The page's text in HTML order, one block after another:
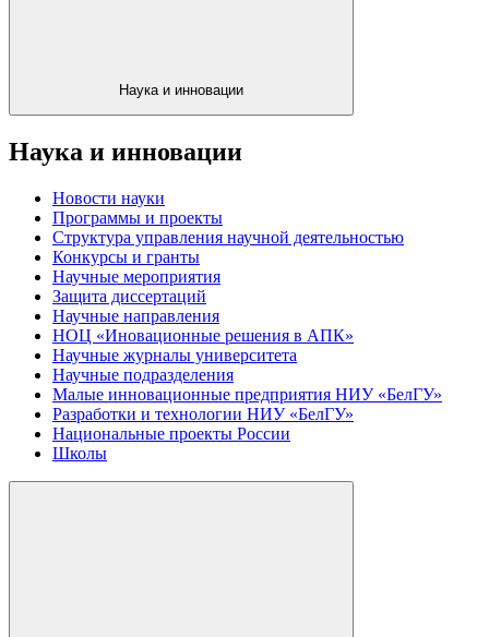
Наука и инновации
Наука и инновации
Новости науки
Программы и проекты
Структура управления научной деятельностью
Конкурсы и гранты
Научные мероприятия
Защита диссертаций
Научные направления
НОЦ «Иновационные решения в АПК»
Научные журналы университета
Научные подразделения
Малые инновационные предприятия НИУ «БелГУ»
Разработки и технологии НИУ «БелГУ»
Национальные проекты России
Школы